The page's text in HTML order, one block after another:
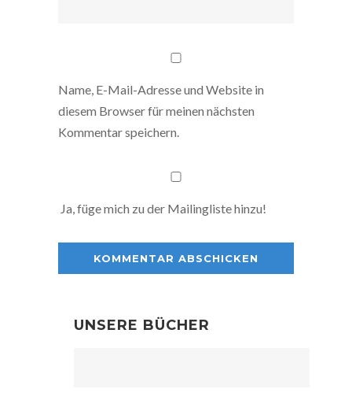
Name, E-Mail-Adresse und Website in
diesem Browser für meinen nächsten
Kommentar speichern.
Ja, füge mich zu der Mailingliste hinzu!
UNSERE BÜCHER